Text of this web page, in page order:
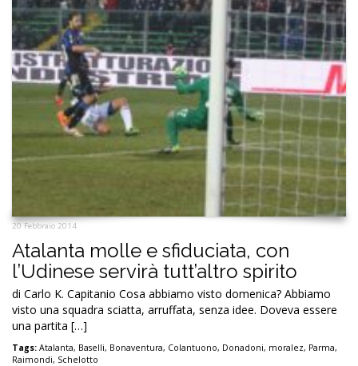
20 Febbraio 2014
Atalanta molle e sfiduciata, con
l’Udinese servirà tutt’altro spirito
di Carlo K. Capitanio Cosa abbiamo visto domenica? Abbiamo
visto una squadra sciatta, arruffata, senza idee. Doveva essere
una partita […]
Tags: Atalanta, Baselli, Bonaventura, Colantuono, Donadoni, moralez, Parma,
Raimondi, Schelotto